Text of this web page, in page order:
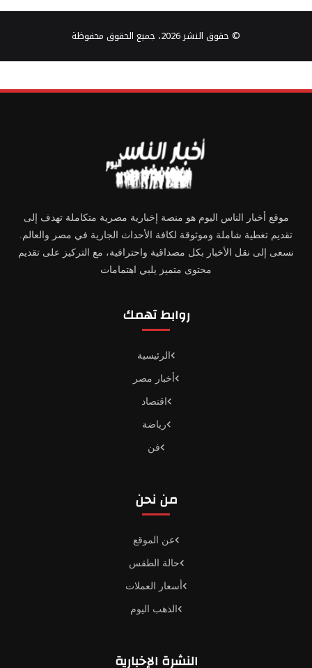
© حقوق النشر 2026، جميع الحقوق محفوظة
موقع أخبار الناس اليوم هو منصة إخبارية مصرية متكاملة تهدف إلى
تقديم تغطية شاملة وموثوقة لكافة الأحداث الجارية في مصر والعالم.
نسعى إلى نقل الأخبار بكل مصداقية واحترافية، مع التركيز على تقديم
محتوى متميز يلبي اهتمامات
روابط تهمك
الرئيسية
أخبار مصر
اقتصاد
رياضة
فن
من نحن
عن الموقع
حالة الطقس
أسعار العملات
الذهب اليوم
النشرة الإخبارية